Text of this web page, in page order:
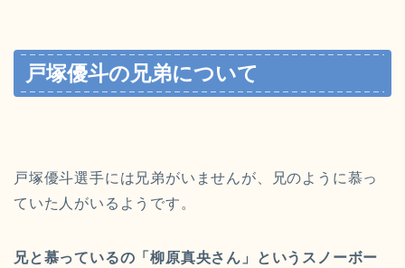
戸塚優斗の兄弟について
戸塚優斗選手には兄弟がいませんが、兄のように慕っ
ていた人がいるようです。
兄と慕っているの「柳原真央さん」というスノーボー